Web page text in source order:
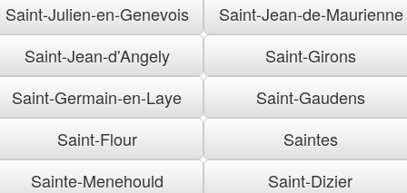
Saint-Julien-en-Genevois
Saint-Jean-de-Maurienne
Saint-Jean-d'Angely
Saint-Girons
Saint-Germain-en-Laye
Saint-Gaudens
Saint-Flour
Saintes
Sainte-Menehould
Saint-Dizier